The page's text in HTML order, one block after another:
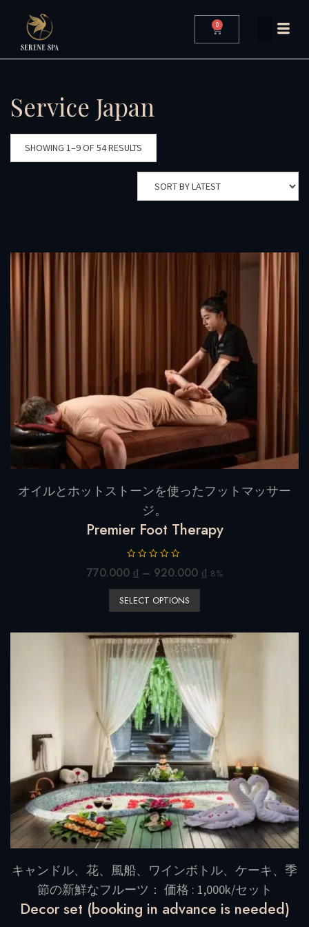
0
Service Japan
SHOWING 1–9 OF 54 RESULTS
オイルとホットストーンを使ったフットマッサー
ジ。
Premier Foot Therapy
R
t
e
d
o
u
t
o
770.000 ₫– 920.000 ₫ 8%
SELECT OPTIONS
キャンドル、花、風船、ワインボトル、ケーキ、季
節の新鮮なフルーツ： 価格 : 1,000k/セット
Decor set (booking in advance is needed)